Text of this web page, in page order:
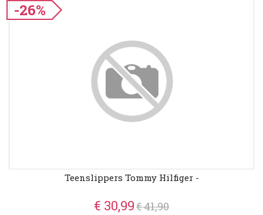
-26%
Teenslippers Tommy Hilfiger -
€ 30,99€ 41,90